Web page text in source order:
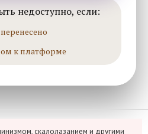
недоступно, если:
к платформе
скалолазанием и другими